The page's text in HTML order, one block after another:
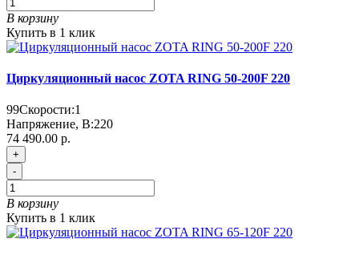
В корзину
Купить в 1 клик
Циркуляционный насос ZOTA RING 50-200F 220
99Скорости:1
Напряжение, В:220
74 490.00 р.
+
-
В корзину
Купить в 1 клик